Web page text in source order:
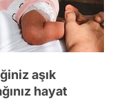
aşık
hayat